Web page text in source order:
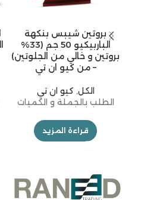
بروتين شيبس بنكهة
الباربيكيو 50 جم (33%
بروتين و خالي من الجلوتين)
– من كيو ان تي
الكل, كيو ان تي
الطلب بالجملة و الكميات
قراءة المزيد